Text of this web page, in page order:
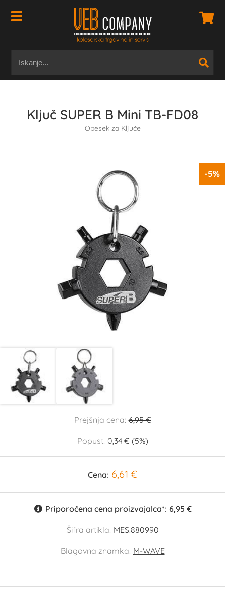
Ključ SUPER B Mini TB-FD08
Obesek za Ključe
-5%
Prejšnja cena: 6,95 €
Popust: 0,34 € (5%)
Cena: 6,61 €
Priporočena cena proizvajalca*: 6,95 €
Šifra artikla: MES.880990
Blagovna znamka: M-WAVE